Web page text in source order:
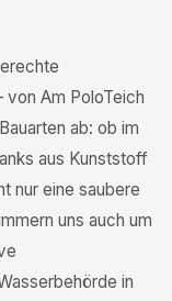
von Am PoloTeich
ab: ob im
aus Kunststoff
nur eine saubere
uns auch um
in